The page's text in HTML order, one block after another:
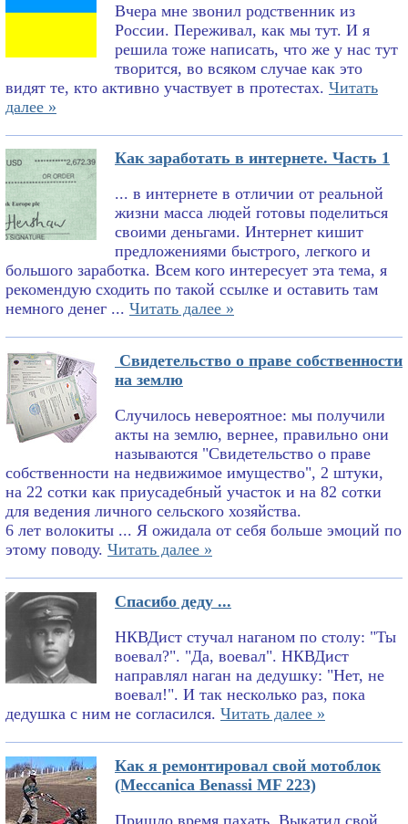
Вчера мне звонил родственник из
России. Переживал, как мы тут. И я
решила тоже написать, что же у нас тут
творится, во всяком случае как это
видят те, кто активно участвует в протестах. Читать
далее »
Как заработать в интернете. Часть 1
... в интернете в отличии от реальной
жизни масса людей готовы поделиться
своими деньгами. Интернет кишит
предложениями быстрого, легкого и
большого заработка. Всем кого интересует эта тема, я
рекомендую сходить по такой ссылке и оставить там
немного денег ... Читать далее »
Свидетельство о праве собственности
на землю
Случилось невероятное: мы получили
акты на землю, вернее, правильно они
называются "Свидетельство о праве
собственности на недвижимое имущество", 2 штуки,
на 22 сотки как приусадебный участок и на 82 сотки
для ведения личного сельского хозяйства.
6 лет волокиты ... Я ожидала от себя больше эмоций по
этому поводу. Читать далее »
Спасибо деду ...
НКВДист стучал наганом по столу: "Ты
воевал?". "Да, воевал". НКВДист
направлял наган на дедушку: "Нет, не
воевал!". И так несколько раз, пока
дедушка с ним не согласился. Читать далее »
Как я ремонтировал свой мотоблок
(Meccanica Benassi MF 223)